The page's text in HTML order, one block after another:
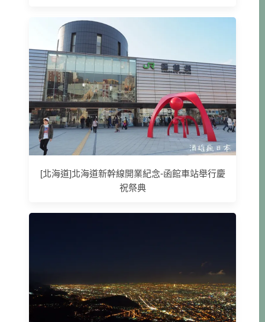
[北海道]北海道新幹線開業紀念-函館車站舉行慶
祝祭典